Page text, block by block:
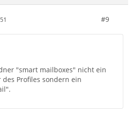
#9
"smart mailboxes" nicht ein
Profiles sondern ein